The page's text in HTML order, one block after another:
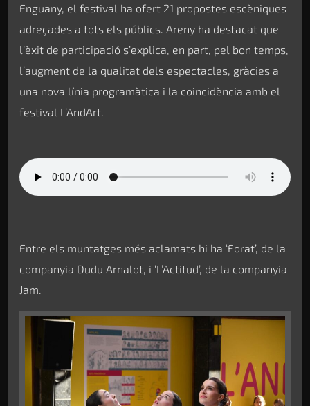
Enguany, el festival ha ofert 21 propostes escèniques
adreçades a tots els públics. Areny ha destacat que
l’èxit de participació s’explica, en part, pel bon temps,
l’augment de la qualitat dels espectacles, gràcies a
una nova línia programàtica i la coincidència amb el
festival L’AndArt.
Entre els muntatges més aclamats hi ha ‘Forat’, de la
companyia Dudu Arnalot, i ‘L’Actitud’, de la companyia
Jam.